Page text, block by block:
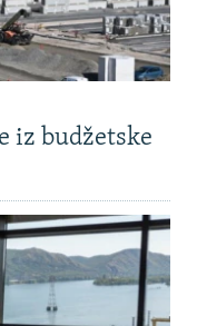
iz budžetske